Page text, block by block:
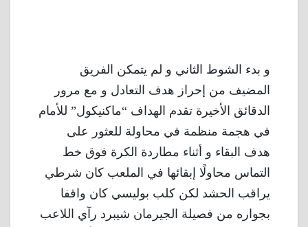
و بدء الشوط الثاني و لم يتمكن الفريق
المضيف من إحراز هدف التعادل و مع مرور
الدقائق الأخيرة تقدم الهداف “ماكنيكول” للأمام
في هجمة منظمة في محاولة للعثور على
هدف البقاء و أثناء مطاردة الكرة فوق خط
التماس محاولًا إبقائها في الملعب كان شرطي
يراقب الحشد لكن كلب بوليسي كان واقفا
بجواره من فصيلة الجيرمان شيبرد رآي اللاعب